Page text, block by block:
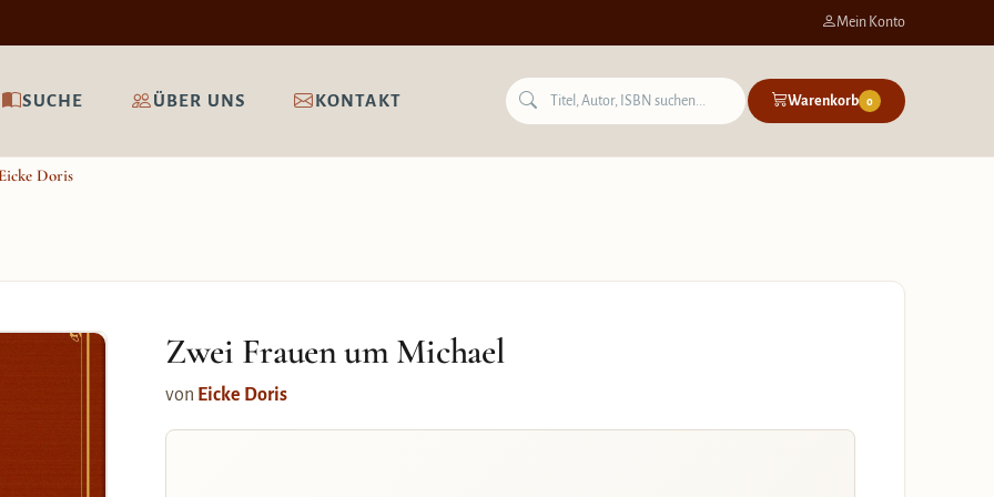
Mein Konto
SUCHE ÜBER UNS KONTAKT Warenkorb 0
Eicke Doris
Zwei Frauen um Michael
von Eicke Doris